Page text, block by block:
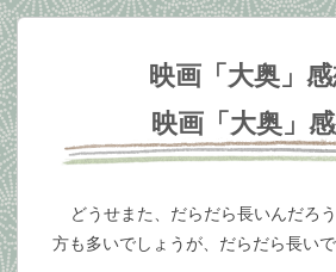
映画「大奥」
映画「大奥」
どうせまた、だらだら長いんだろ
方も多いでしょうが、だらだら長いで